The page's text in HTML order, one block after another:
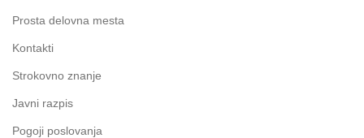
Prosta delovna mesta
Kontakti
Strokovno znanje
Javni razpis
Pogoji poslovanja